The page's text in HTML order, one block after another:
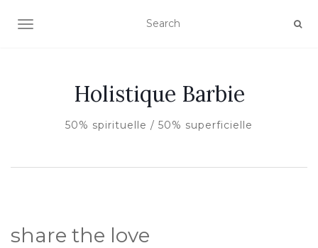
AFFICHER/MASQUER LA NAVIGATION
Holistique Barbie
50% spirituelle / 50% superficielle
share the love